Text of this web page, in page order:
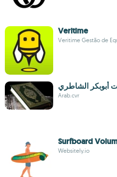
Veritime
Veritime Gestão de
أبوبكر الشاطري
Arab.cvr
Surfboard
Websitely.io